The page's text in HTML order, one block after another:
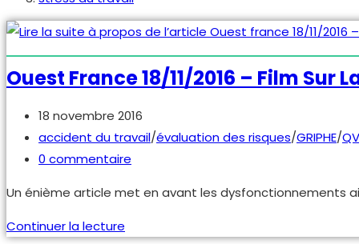
Ouest France 18/11/2016 – Film
Publication
publiée :
18 novembre 2016
Post
category:
accident du travail/évaluation des risques/GRIPHE/
Commentaires
la
publication :
0 commentaire
Un énième article met en avant les dysfonctionnements
Continuer la lecture